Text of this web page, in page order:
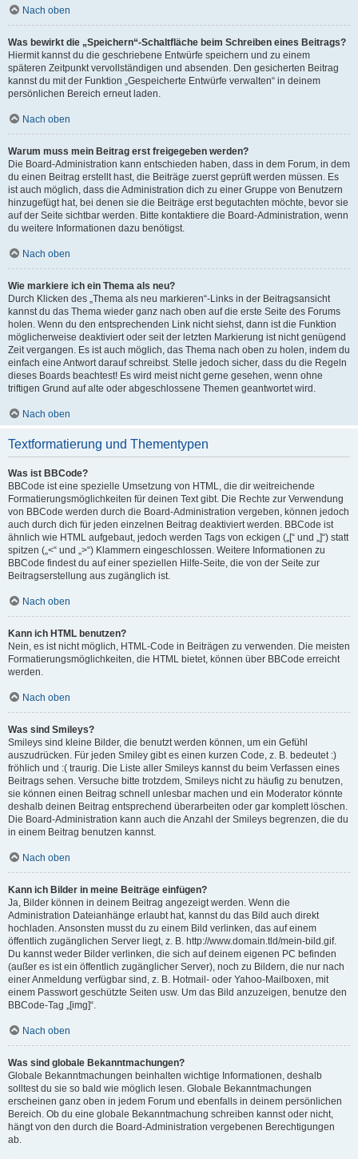
Nach oben
Was bewirkt die „Speichern“-Schaltfläche beim Schreiben eines Beitrags?
Hiermit kannst du die geschriebene Entwürfe speichern und zu einem
späteren Zeitpunkt vervollständigen und absenden. Den gesicherten Beitrag
kannst du mit der Funktion „Gespeicherte Entwürfe verwalten“ in deinem
persönlichen Bereich erneut laden.
Nach oben
Warum muss mein Beitrag erst freigegeben werden?
Die Board-Administration kann entschieden haben, dass in dem Forum, in dem
du einen Beitrag erstellt hast, die Beiträge zuerst geprüft werden müssen. Es
ist auch möglich, dass die Administration dich zu einer Gruppe von Benutzern
hinzugefügt hat, bei denen sie die Beiträge erst begutachten möchte, bevor sie
auf der Seite sichtbar werden. Bitte kontaktiere die Board-Administration, wenn
du weitere Informationen dazu benötigst.
Nach oben
Wie markiere ich ein Thema als neu?
Durch Klicken des „Thema als neu markieren“-Links in der Beitragsansicht
kannst du das Thema wieder ganz nach oben auf die erste Seite des Forums
holen. Wenn du den entsprechenden Link nicht siehst, dann ist die Funktion
möglicherweise deaktiviert oder seit der letzten Markierung ist nicht genügend
Zeit vergangen. Es ist auch möglich, das Thema nach oben zu holen, indem du
einfach eine Antwort darauf schreibst. Stelle jedoch sicher, dass du die Regeln
dieses Boards beachtest! Es wird meist nicht gerne gesehen, wenn ohne
triftigen Grund auf alte oder abgeschlossene Themen geantwortet wird.
Nach oben
Textformatierung und Thementypen
Was ist BBCode?
BBCode ist eine spezielle Umsetzung von HTML, die dir weitreichende
Formatierungsmöglichkeiten für deinen Text gibt. Die Rechte zur Verwendung
von BBCode werden durch die Board-Administration vergeben, können jedoch
auch durch dich für jeden einzelnen Beitrag deaktiviert werden. BBCode ist
ähnlich wie HTML aufgebaut, jedoch werden Tags von eckigen („[“ und „]“) statt
spitzen („<“ und „>“) Klammern eingeschlossen. Weitere Informationen zu
BBCode findest du auf einer speziellen Hilfe-Seite, die von der Seite zur
Beitragserstellung aus zugänglich ist.
Nach oben
Kann ich HTML benutzen?
Nein, es ist nicht möglich, HTML-Code in Beiträgen zu verwenden. Die meisten
Formatierungsmöglichkeiten, die HTML bietet, können über BBCode erreicht
werden.
Nach oben
Was sind Smileys?
Smileys sind kleine Bilder, die benutzt werden können, um ein Gefühl
auszudrücken. Für jeden Smiley gibt es einen kurzen Code, z. B. bedeutet :)
fröhlich und :( traurig. Die Liste aller Smileys kannst du beim Verfassen eines
Beitrags sehen. Versuche bitte trotzdem, Smileys nicht zu häufig zu benutzen,
sie können einen Beitrag schnell unlesbar machen und ein Moderator könnte
deshalb deinen Beitrag entsprechend überarbeiten oder gar komplett löschen.
Die Board-Administration kann auch die Anzahl der Smileys begrenzen, die du
in einem Beitrag benutzen kannst.
Nach oben
Kann ich Bilder in meine Beiträge einfügen?
Ja, Bilder können in deinem Beitrag angezeigt werden. Wenn die
Administration Dateianhänge erlaubt hat, kannst du das Bild auch direkt
hochladen. Ansonsten musst du zu einem Bild verlinken, das auf einem
öffentlich zugänglichen Server liegt, z. B. http://www.domain.tld/mein-bild.gif.
Du kannst weder Bilder verlinken, die sich auf deinem eigenen PC befinden
(außer es ist ein öffentlich zugänglicher Server), noch zu Bildern, die nur nach
einer Anmeldung verfügbar sind, z. B. Hotmail- oder Yahoo-Mailboxen, mit
einem Passwort geschützte Seiten usw. Um das Bild anzuzeigen, benutze den
BBCode-Tag „[img]“.
Nach oben
Was sind globale Bekanntmachungen?
Globale Bekanntmachungen beinhalten wichtige Informationen, deshalb
solltest du sie so bald wie möglich lesen. Globale Bekanntmachungen
erscheinen ganz oben in jedem Forum und ebenfalls in deinem persönlichen
Bereich. Ob du eine globale Bekanntmachung schreiben kannst oder nicht,
hängt von den durch die Board-Administration vergebenen Berechtigungen
ab.